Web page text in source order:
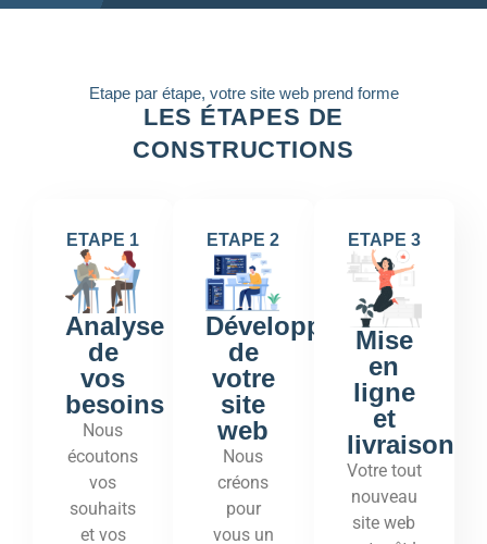
Etape par étape, votre site web prend forme
LES ÉTAPES DE
CONSTRUCTIONS
ETAPE 1
Analyse
de
vos
besoins
Nous
écoutons
vos
souhaits
et vos
ETAPE 2
Développement
de
votre
site
web
Nous
créons
pour
vous un
ETAPE 3
Mise
en
ligne
et
livraison
Votre tout
nouveau
site web